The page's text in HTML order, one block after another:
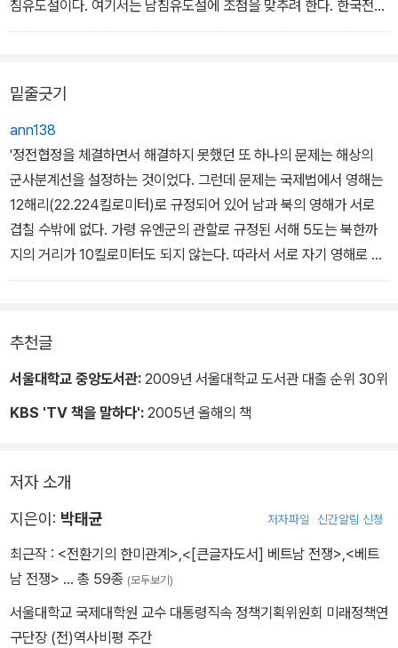
북침인가? 남침인가?
하필 왜 1950년 6월 25일에 전쟁이 시작되었는가?
인천상륙작전, 성공인가 실패인가?
미국이 두 번이나 이승만 제거 계획을 세운 이유는?
전쟁은 왜 2년이나 더 계속되었는가?
남한에 핵무기가 배치되었다?
미국의 세균전 감행은 진실인가?
북한 정권이 무너진다면 휴전선 이북 지역의 통제권은 남한에 있다?
침유도설이다. 여기서는 남침유도설에 조첨을 맞추려 한다. 한국전쟁
의 개전과 관련하여 최근 가장 많이 회자되고 있기 때문이다.
이 설은 여려 가지 정황근거로 뒷받침되고 있다. 첫째, 미국은 1949
년 이후 아시아에 대한 적극적인 봉쇄정책을 실시하였는데 한국전쟁
발발 1년 전에 주한미군을 철수시켰다는 것, 둘째, 남한의 사회, 정치
불안이 심화되자 전쟁을 통해 남한의 독재정권을 강화시키고자 했다
는 것이다. 과연 그럴까? - 본문 중에서
밑줄긋기
ann138
'정전협정을 체결하면서 해결하지 못했던 또 하나의 문제는 해상의
군사분계선을 설정하는 것이었다. 그런데 문제는 국제법에서 영해는
12해리(22.224킬로미터)로 규정되어 있어 남과 북의 영해가 서로
겹칠 수밖에 없다. 가령 유엔군의 관할로 규정된 서해 5도는 북한까
지의 거리가 10킬로미터도 되지 않는다. 따라서 서로 자기 영해로 규
정할 경우 이 지역에서 불가피하게 충돌이 일어날 수밖에 없다. 동해
군사분계선을 설정하여 북한에 통보하였다. 그러나 북한에서는 유엔
군 사령부가 설정한 해상 군사분계선이 자의적이라면서 받아들이지
않았고, 1999년에야 김정일 국방위원장의 명의로 자기들 나름대로
추천글
서울대학교 중앙도서관: 2009년 서울대학교 도서관 대출 순위 30위
KBS 'TV 책을 말하다': 2005년 올해의 책
저자 소개
지은이: 박태균 저자파일 신간알림 신청
최근작 : <전환기의 한미관계>,<[큰글자도서] 베트남 전쟁>,<베트
남 전쟁> … 총 59종 (모두보기)
서울대학교 국제대학원 교수 대통령직속 정책기획위원회 미래정책연
구단장 (전)역사비평 주간